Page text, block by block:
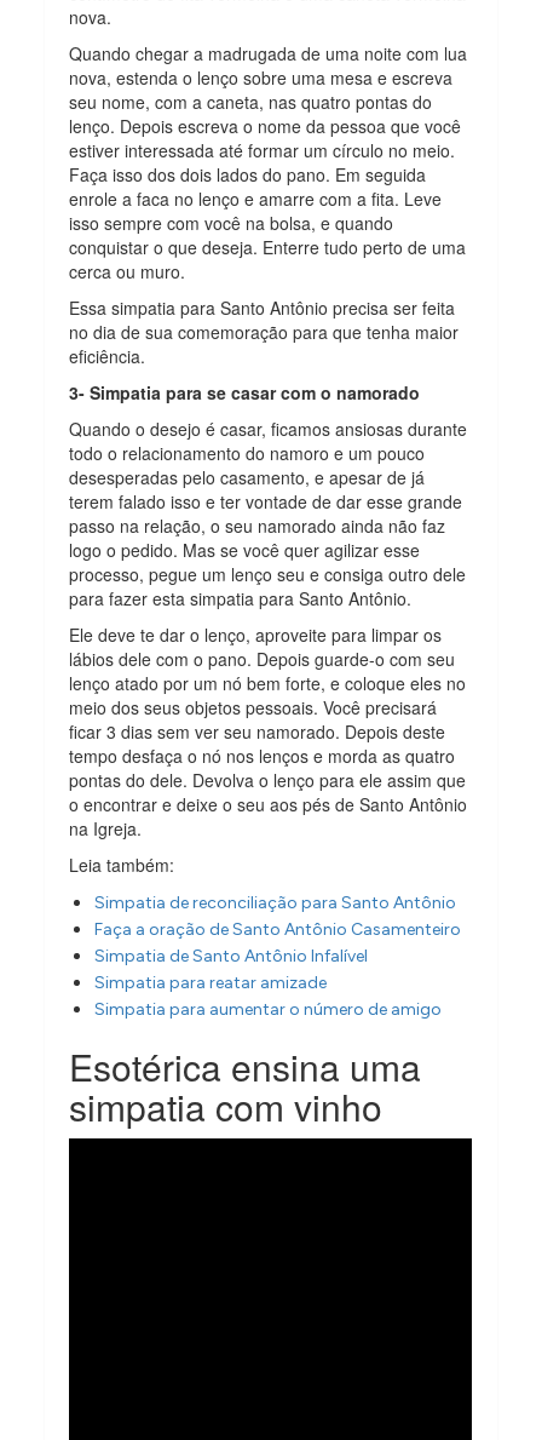
nova.
Quando chegar a madrugada de uma noite com lua
nova, estenda o lenço sobre uma mesa e escreva
seu nome, com a caneta, nas quatro pontas do
lenço. Depois escreva o nome da pessoa que você
estiver interessada até formar um círculo no meio.
Faça isso dos dois lados do pano. Em seguida
enrole a faca no lenço e amarre com a fita. Leve
isso sempre com você na bolsa, e quando
conquistar o que deseja. Enterre tudo perto de uma
cerca ou muro.
Essa simpatia para Santo Antônio precisa ser feita
no dia de sua comemoração para que tenha maior
eficiência.
3- Simpatia para se casar com o namorado
Quando o desejo é casar, ficamos ansiosas durante
todo o relacionamento do namoro e um pouco
desesperadas pelo casamento, e apesar de já
terem falado isso e ter vontade de dar esse grande
passo na relação, o seu namorado ainda não faz
logo o pedido. Mas se você quer agilizar esse
processo, pegue um lenço seu e consiga outro dele
para fazer esta simpatia para Santo Antônio.
Ele deve te dar o lenço, aproveite para limpar os
lábios dele com o pano. Depois guarde-o com seu
lenço atado por um nó bem forte, e coloque eles no
meio dos seus objetos pessoais. Você precisará
ficar 3 dias sem ver seu namorado. Depois deste
tempo desfaça o nó nos lenços e morda as quatro
pontas do dele. Devolva o lenço para ele assim que
o encontrar e deixe o seu aos pés de Santo Antônio
na Igreja.
Leia também:
Simpatia de reconciliação para Santo Antônio
Faça a oração de Santo Antônio Casamenteiro
Simpatia de Santo Antônio Infalível
Simpatia para reatar amizade
Simpatia para aumentar o número de amigo
Esotérica ensina uma
simpatia com vinho